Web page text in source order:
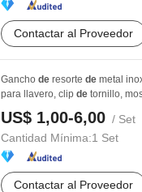
Contactar al Proveedor
Gancho de resorte de metal
para llavero, clip de tornillo,
US$ 1,00-6,00 / Set
Cantidad Mínima:1 Set
Contactar al Proveedor